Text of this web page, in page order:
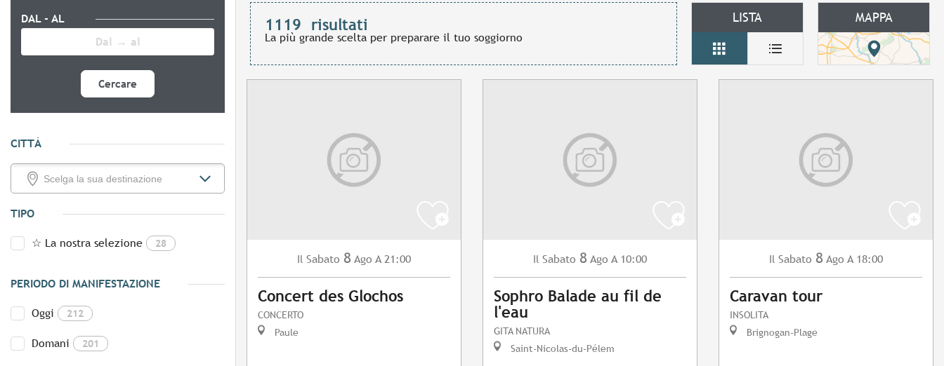
DAL - AL
Cercare
CITTÀ
TIPO
☆ La nostra selezione 28
PERIODO DI MANIFESTAZIONE
Oggi 212
Domani 201
1119 risultati
La più grande scelta per preparare il tuo soggiorno
LISTA MAPPA
Il Sabato 8 Ago A 21:00
Concert des Glochos
CONCERTO
Paule
Il Sabato 8 Ago A 10:00
Sophro Balade au fil de
l'eau
GITA NATURA
Saint-Nicolas-du-Pélem
Il Sabato 8 Ago A 18:00
Caravan tour
INSOLITA
Brignogan-Plage